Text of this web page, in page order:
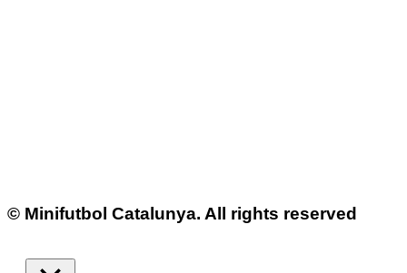
© Minifutbol Catalunya. All rights reserved